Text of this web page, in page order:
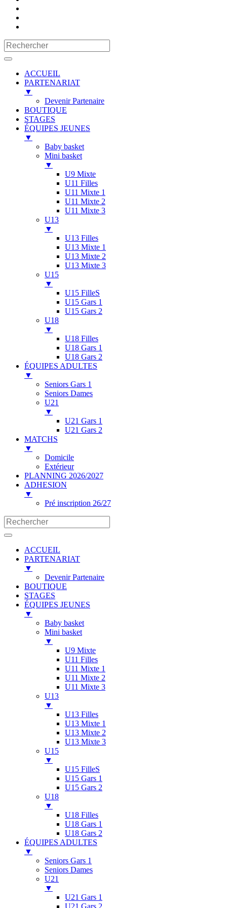
ACCUEIL
PARTENARIAT
▼
Devenir Partenaire
BOUTIQUE
STAGES
ÉQUIPES JEUNES
▼
Baby basket
Mini basket
▼
U9 Mixte
U11 Filles
U11 Mixte 1
U11 Mixte 2
U11 Mixte 3
U13
▼
U13 Filles
U13 Mixte 1
U13 Mixte 2
U13 Mixte 3
U15
▼
U15 FilleS
U15 Gars 1
U15 Gars 2
U18
▼
U18 Filles
U18 Gars 1
U18 Gars 2
ÉQUIPES ADULTES
▼
Seniors Gars 1
Seniors Dames
U21
▼
U21 Gars 1
U21 Gars 2
MATCHS
▼
Domicile
Extérieur
PLANNING 2026/2027
ADHESION
▼
Pré inscription 26/27
ACCUEIL
PARTENARIAT
▼
Devenir Partenaire
BOUTIQUE
STAGES
ÉQUIPES JEUNES
▼
Baby basket
Mini basket
▼
U9 Mixte
U11 Filles
U11 Mixte 1
U11 Mixte 2
U11 Mixte 3
U13
▼
U13 Filles
U13 Mixte 1
U13 Mixte 2
U13 Mixte 3
U15
▼
U15 FilleS
U15 Gars 1
U15 Gars 2
U18
▼
U18 Filles
U18 Gars 1
U18 Gars 2
ÉQUIPES ADULTES
▼
Seniors Gars 1
Seniors Dames
U21
▼
U21 Gars 1
U21 Gars 2